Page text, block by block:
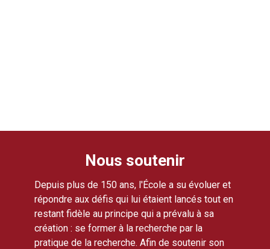
Nous soutenir
Depuis plus de 150 ans, l'École a su évoluer et
répondre aux défis qui lui étaient lancés tout en
restant fidèle au principe qui a prévalu à sa
création : se former à la recherche par la
pratique de la recherche. Afin de soutenir son